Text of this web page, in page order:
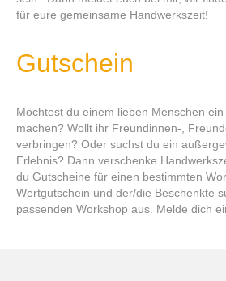
für eure gemeinsame Handwerkszeit!
Gutschein
Möchtest du einem lieben Menschen
machen? Wollt ihr Freundinnen-,
verbringen? Oder suchst du ein
Erlebnis? Dann verschenke
du Gutscheine für einen bestimmten
Wertgutschein und der/die Beschenkte
passenden Workshop aus. Melde dich